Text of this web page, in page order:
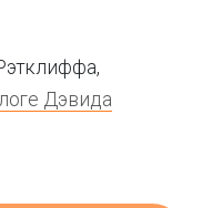
Дэвида